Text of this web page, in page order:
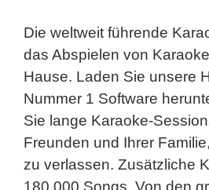
Die weltweit führende
das Abspielen von
Hause. Laden Sie unsere
Nummer 1 Software
Sie lange Karaoke-
Freunden und Ihrer
zu verlassen. Zusätzliche
180.000 Songs. Von den